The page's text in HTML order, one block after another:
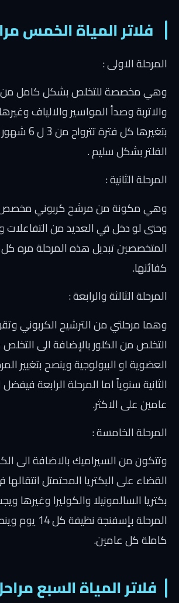
فلاتر المياة الخمس
المرحلة الاولى :
وهي مخصصة للتخلص بشكل كامل من
والاتربة وصدأ المواسير والالياف
بتغيرها كل
الفلتر بشكل سليم .
المرحلة الثانية :
وهي مكونة من مرشح كربوني مخصص
وحتى لو دخل في العديد من
المتخصصين تبديل هذه المرحلة مره
كفائتها.
المرحلة الثالثة والرابعة :
وهما مرحلتي من الترشيح الكربوني
التخلص من الكلور بالإضافة الى
العضوية او البيولوجية وينصح بتغيير
الثانية سنوياً اما المرحلة الرابعة
عامين على الاكثر.
المرحلة الخامسة :
وتتكون من السيراميك بالاضافة الى
القضاء على البكتريا المحتمتل
بكتريا السالمونيلا والكوليرا وغيرها
المرحلة بإسفنجة
كاملة كل عامين.
فلاتر المياة السبع